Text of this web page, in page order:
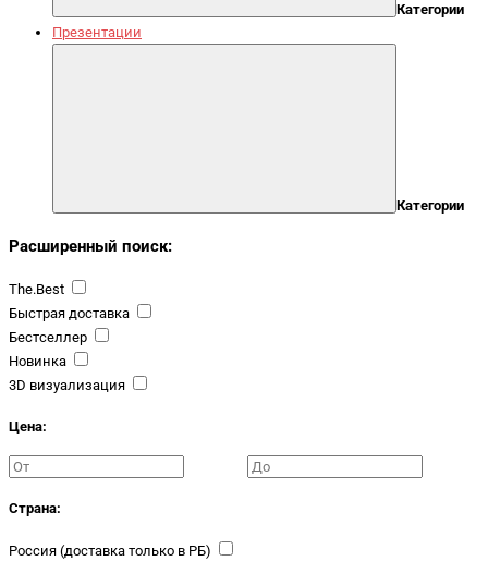
Категории
Презентации
Категории
Расширенный поиск:
The.Best
Быстрая доставка
Бестселлер
Новинка
3D визуализация
Цена:
Страна:
Россия (доставка только в РБ)